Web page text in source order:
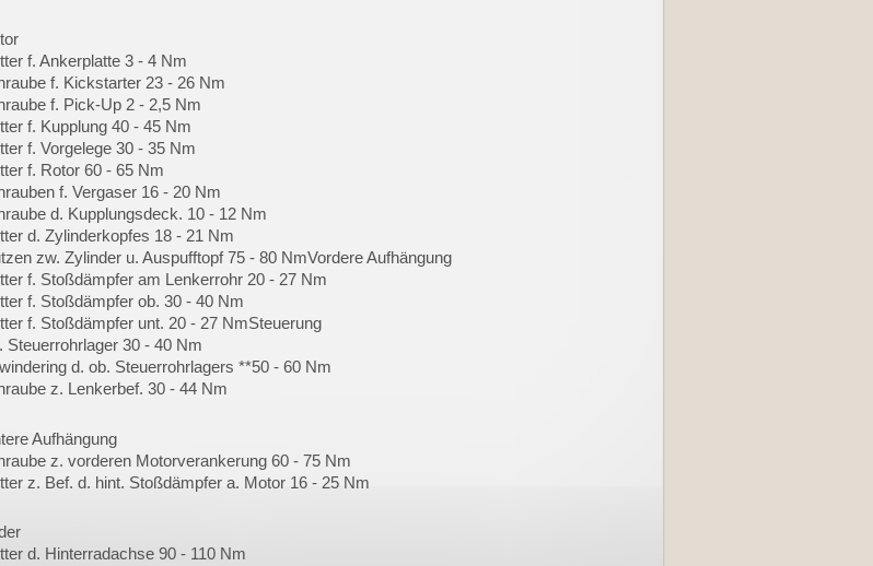
f. Ankerplatte 3 - 4 Nm
f. Kickstarter 23 - 26 Nm
f. Pick-Up 2 - 2,5 Nm
f. Kupplung 40 - 45 Nm
f. Vorgelege 30 - 35 Nm
f. Rotor 60 - 65 Nm
f. Vergaser 16 - 20 Nm
d. Kupplungsdeck. 10 - 12 Nm
d. Zylinderkopfes 18 - 21 Nm
zw. Zylinder u. Auspufftopf 75 - 80 NmVordere Aufhängung
f. Stoßdämpfer am Lenkerrohr 20 - 27 Nm
f. Stoßdämpfer ob. 30 - 40 Nm
f. Stoßdämpfer unt. 20 - 27 NmSteuerung
Steuerrohrlager 30 - 40 Nm
d. ob. Steuerrohrlagers **50 - 60 Nm
z. Lenkerbef. 30 - 44 Nm
Aufhängung
z. vorderen Motorverankerung 60 - 75 Nm
z. Bef. d. hint. Stoßdämpfer a. Motor 16 - 25 Nm
d. Hinterradachse 90 - 110 Nm